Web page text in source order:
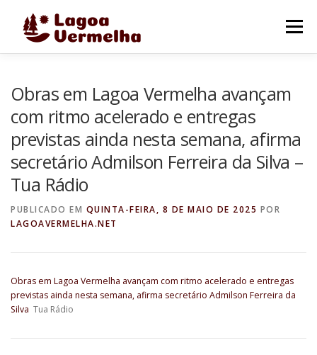
Menu
FALE CONOSCO
Obras em Lagoa Vermelha avançam
com ritmo acelerado e entregas
previstas ainda nesta semana, afirma
secretário Admilson Ferreira da Silva –
Tua Rádio
PUBLICADO EM QUINTA-FEIRA, 8 DE MAIO DE 2025 POR
LAGOAVERMELHA.NET
Obras em Lagoa Vermelha avançam com ritmo acelerado e entregas
previstas ainda nesta semana, afirma secretário Admilson Ferreira da
Silva Tua Rádio